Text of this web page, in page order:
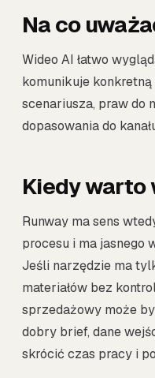
Na co
Wideo AI łatwo
komunikuje
scenariusza, praw do
dopasowania do
Kiedy warto
Runway ma sens
procesu i ma jasnego
Jeśli narzędzie ma
materiałów bez
sprzedażowy może
dobry brief, dane
skrócić czas pracy i